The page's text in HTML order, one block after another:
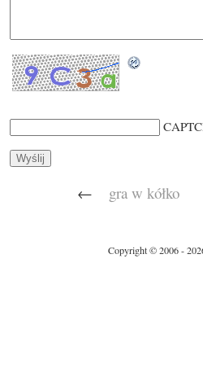
← gra w kółko
Copyright © 2006 -